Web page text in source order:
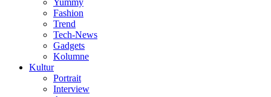
Yummy
Fashion
Trend
Tech-News
Gadgets
Kolumne
Kultur
Portrait
Interview